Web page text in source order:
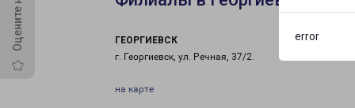
error
ГЕОРГИЕВСК
г. Георгиевск, ул. Речная, 37/2.
на карте